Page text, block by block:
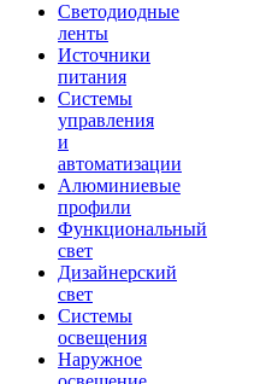
Светодиодные
ленты
Источники
питания
Системы
управления
и
автоматизации
Алюминиевые
профили
Функциональный
свет
Дизайнерский
свет
Системы
освещения
Наружное